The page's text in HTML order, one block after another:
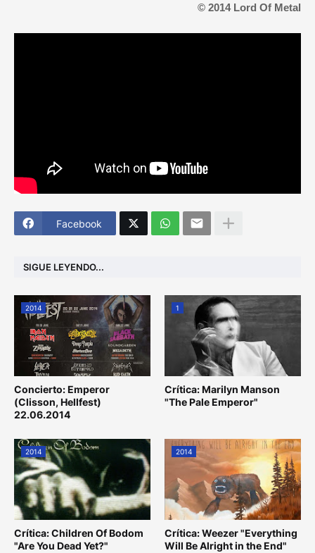
© 2014 Lord Of Metal
Facebook
SIGUE LEYENDO...
2014
Concierto: Emperor
(Clisson, Hellfest)
22.06.2014
1
Crítica: Marilyn Manson
"The Pale Emperor"
2014
Crítica: Children Of Bodom
"Are You Dead Yet?"
2014
Crítica: Weezer "Everything
Will Be Alright in the End"